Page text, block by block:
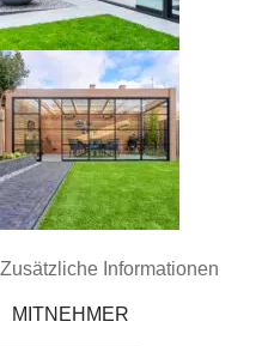
Zusätzliche Informationen
MITNEHMER